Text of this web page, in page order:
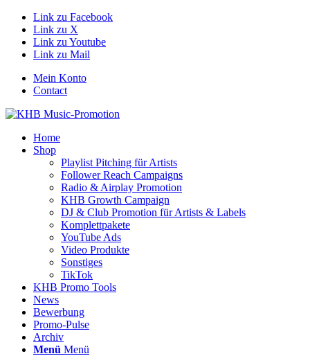
Link zu Facebook
Link zu X
Link zu Youtube
Link zu Mail
Mein Konto
Contact
Home
Shop
Playlist Pitching für Artists
Follower Reach Campaigns
Radio & Airplay Promotion
KHB Growth Campaign
DJ & Club Promotion für Artists & Labels
Komplettpakete
YouTube Ads
Video Produkte
Sonstiges
TikTok
KHB Promo Tools
News
Bewerbung
Promo-Pulse
Archiv
Menü Menü